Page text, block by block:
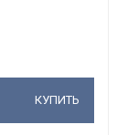
КУПИТЬ